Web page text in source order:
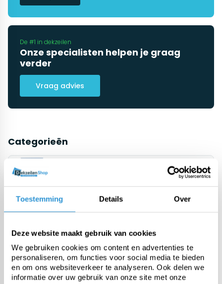
Toestemming Details Over
Deze website maakt gebruik van cookies
We gebruiken cookies om content en advertenties te
personaliseren, om functies voor social media te bieden
en om ons websiteverkeer te analyseren. Ook delen we
informatie over uw gebruik van onze site met onze
De #1 in dekzeilen
Onze specialisten helpen je graag
verder
Vraag advies
Categorieën
PE afdekzeil
PVC afdekzeil
Doek van de rol